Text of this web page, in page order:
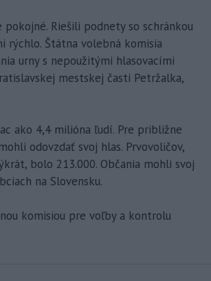
Riešili podnety so schránkou
Štátna volebná komisia
urny s nepoužitými hlasovacími
mestskej časti Petržalka,
ako 4,4 milióna ľudí. Pre približne
odovzdať svoj hlas. Prvovoličov,
bolo 213.000. Občania mohli svoj
na Slovensku.
komisiou pre voľby a kontrolu